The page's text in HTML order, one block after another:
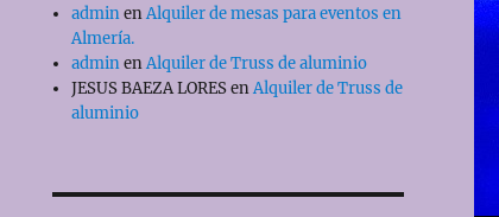
adminenAlquiler de mesas para eventos en
Almería.
adminenAlquiler de Truss de aluminio
JESUS BAEZA LORESenAlquiler de Truss de
aluminio